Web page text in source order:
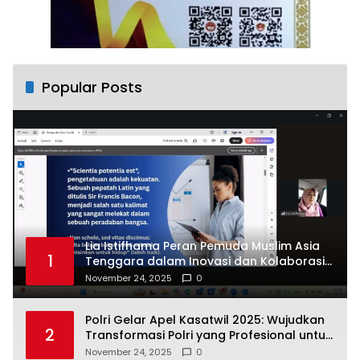
Popular Posts
1
Lia Istifhama Peran Pemuda Muslim Asia
Tenggara dalam Inovasi dan Kolaborasi
Internasional
November 24, 2025 0
2
Polri Gelar Apel Kasatwil 2025: Wujudkan
Transformasi Polri yang Profesional untuk
Masyarakat
November 24, 2025 0